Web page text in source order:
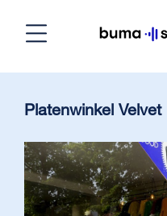
Platenwinkel
Licentie berekenen